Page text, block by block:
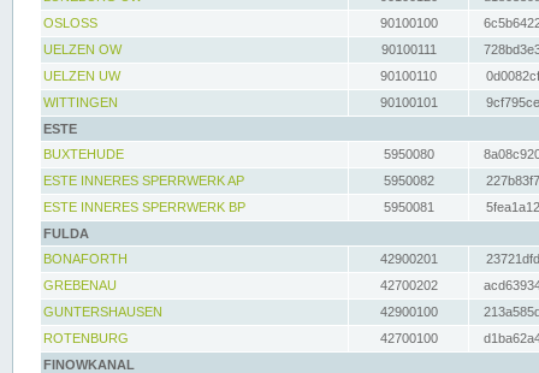
OSLOSS
90100100
UELZEN OW
90100111
UELZEN UW
90100110
WITTINGEN
90100101
ESTE
BUXTEHUDE
5950080
ESTE INNERES SPERRWERK AP
5950082
ESTE INNERES SPERRWERK BP
5950081
FULDA
BONAFORTH
42900201
GREBENAU
42700202
GUNTERSHAUSEN
42900100
ROTENBURG
42700100
FINOWKANAL